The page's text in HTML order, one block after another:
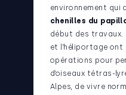
environnement qui
chenilles du
début des travaux.
et l’héliportage ont
opérations pour
d’oiseaux tétras-
Alpes, de vivre